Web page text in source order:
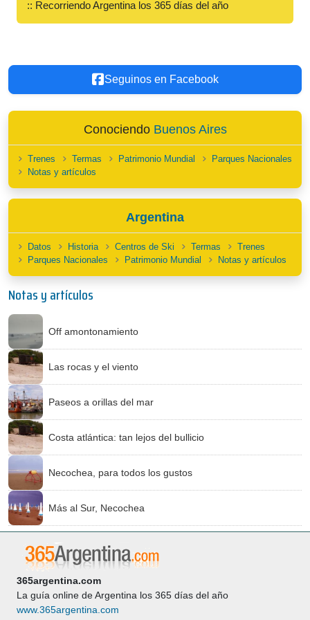
:: Recorriendo Argentina los 365 días del año
Seguinos en Facebook
Conociendo Buenos Aires
Trenes Termas Patrimonio Mundial
Parques Nacionales
Notas y artículos
Argentina
Datos Historia Centros de Ski Termas
Trenes
Parques Nacionales
Patrimonio Mundial Notas y artículos
Notas y artículos
Off amontonamiento
Las rocas y el viento
Paseos a orillas del mar
Costa atlántica: tan lejos del bullicio
Necochea, para todos los gustos
Más al Sur, Necochea
365argentina.com
La guía online de Argentina los 365 días del año
www.365argentina.com